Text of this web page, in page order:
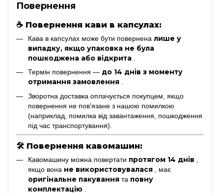
Повернення
☕ Повернення кави в капсулах:
Кава в капсулах може бути повернена лише у
випадку, якщо упаковка не була
пошкоджена або відкрита
Термін повернення — до 14 днів з моменту
отримання замовлення .
Зворотна доставка оплачується покупцем, якщо
повернення не пов'язане з нашою помилкою
(наприклад, помилка від завантаження, пошкодження
під час транспортування).
🛠 Повернення кавомашин:
Кавомашину можна повертати протягом 14 днів
якщо вона не використовувалася , має
оригінальне пакування та повну
комплектацію